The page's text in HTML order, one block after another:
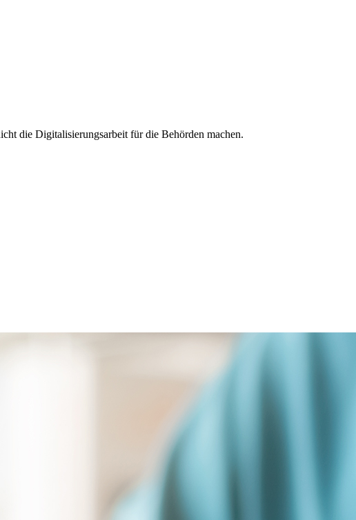
die Digitalisierungsarbeit für die Behörden machen.